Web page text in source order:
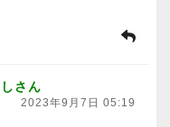
さん
2023年9月7日 05:19